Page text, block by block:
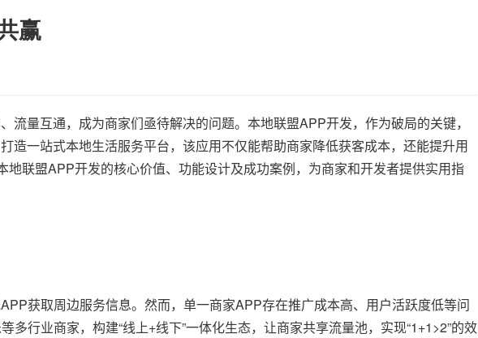
赢
流量互通，成为商家们亟待解决的问题。本地联盟APP开发，作为破局的关键，
造一站式本地生活服务平台，该应用不仅能帮助商家降低获客成本，还能提升用
地联盟APP开发的核心价值、功能设计及成功案例，为商家和开发者提供实用指
获取周边服务信息。然而，单一商家APP存在推广成本高、用户活跃度低等问
行业商家，构建“线上+线下”一体化生态，让商家共享流量池，实现“1+1>2”的效